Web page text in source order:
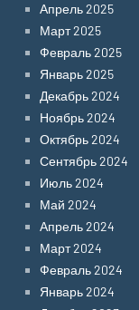
Апрель 2025
Март 2025
Февраль 2025
Январь 2025
Декабрь 2024
Ноябрь 2024
Октябрь 2024
Сентябрь 2024
Июль 2024
Май 2024
Апрель 2024
Март 2024
Февраль 2024
Январь 2024